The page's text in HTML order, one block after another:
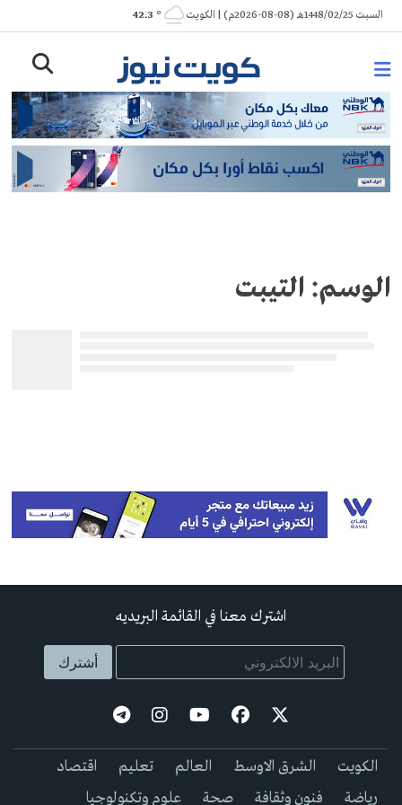
Skip
to
السبت 1448/02/25هـ (08-08-2026م) | الكويت ° 42.3
الوسم: التيبت
اشترك معنا في القائمة البريديه
الكويت الشرق الاوسط العالم تعليم
اقتصاد
رياضة
فنون وثقافة صحة علوم وتكنولوجيا